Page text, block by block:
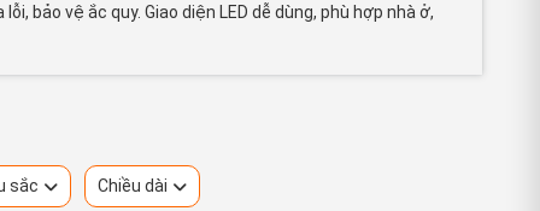
bảo vệ ắc quy. Giao diện LED dễ dùng, phù hợp nhà ở,
sắc Chiều dài